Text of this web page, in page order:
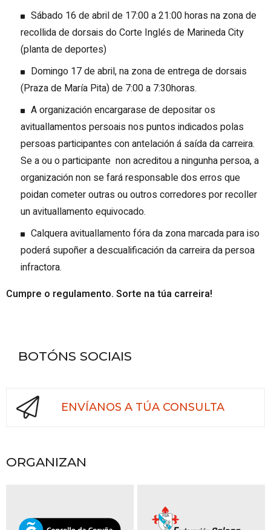
Sábado 16 de abril de 17:00 a 21:00 horas na zona de
recollida de dorsais do Corte Inglés de Marineda City
(planta de deportes)
Domingo 17 de abril, na zona de entrega de dorsais
(Praza de María Pita) de 7:00 a 7:30horas.
A organización encargarase de depositar os
avituallamentos persoais nos puntos indicados polas
persoas participantes con antelación á saída da carreira.
Se a ou o participante non acreditou a ningunha persoa, a
organización non se fará responsable dos erros que
poidan cometer outras ou outros corredores por recoller
un avituallamento equivocado.
Calquera avituallamento fóra da zona marcada para iso
poderá supoñer a descualificación da carreira da persoa
infractora.
Cumpre o regulamento. Sorte na túa carreira!
BOTÓNS SOCIAIS
ENVÍANOS A TÚA CONSULTA
ORGANIZAN